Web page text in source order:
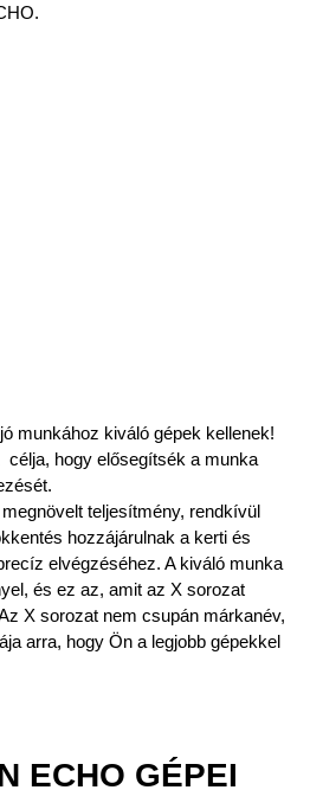
munkához kiváló gépek kellenek!
hogy elősegítsék a munka
teljesítmény, rendkívül
hozzájárulnak a kerti és
elvégzéséhez. A kiváló munka
és ez az, amit az X sorozat
X sorozat nem csupán márkanév,
arra, hogy Ön a legjobb gépekkel
ECHO GÉPEI